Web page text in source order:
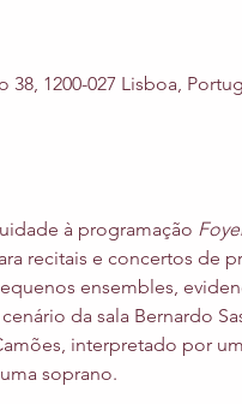
1200-027 Lisboa,
à programação
recitais e concertos de
ensembles,
da sala Bernardo
interpretado por
soprano.